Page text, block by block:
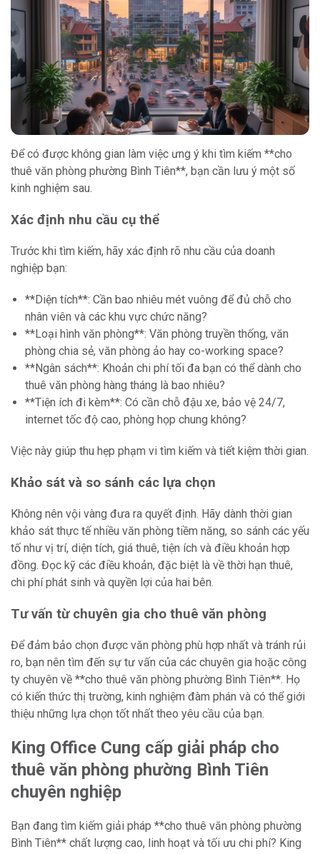
Để có được không gian làm việc ưng ý khi tìm kiếm **cho
thuê văn phòng phường Bình Tiên**, bạn cần lưu ý một số
kinh nghiệm sau.
Xác định nhu cầu cụ thể
Trước khi tìm kiếm, hãy xác định rõ nhu cầu của doanh
nghiệp bạn:
**Diện tích**: Cần bao nhiêu mét vuông để đủ chỗ cho
nhân viên và các khu vực chức năng?
**Loại hình văn phòng**: Văn phòng truyền thống, văn
phòng chia sẻ, văn phòng ảo hay co-working space?
**Ngân sách**: Khoản chi phí tối đa bạn có thể dành cho
thuê văn phòng hàng tháng là bao nhiêu?
**Tiện ích đi kèm**: Có cần chỗ đậu xe, bảo vệ 24/7,
internet tốc độ cao, phòng họp chung không?
Việc này giúp thu hẹp phạm vi tìm kiếm và tiết kiệm thời gian.
Khảo sát và so sánh các lựa chọn
Không nên vội vàng đưa ra quyết định. Hãy dành thời gian
khảo sát thực tế nhiều văn phòng tiềm năng, so sánh các yếu
tố như vị trí, diện tích, giá thuê, tiện ích và điều khoản hợp
đồng. Đọc kỹ các điều khoản, đặc biệt là về thời hạn thuê,
chi phí phát sinh và quyền lợi của hai bên.
Tư vấn từ chuyên gia cho thuê văn phòng
Để đảm bảo chọn được văn phòng phù hợp nhất và tránh rủi
ro, bạn nên tìm đến sự tư vấn của các chuyên gia hoặc công
ty chuyên về **cho thuê văn phòng phường Bình Tiên**. Họ
có kiến thức thị trường, kinh nghiệm đàm phán và có thể giới
thiệu những lựa chọn tốt nhất theo yêu cầu của bạn.
King Office Cung cấp giải pháp cho
thuê văn phòng phường Bình Tiên
chuyên nghiệp
Bạn đang tìm kiếm giải pháp **cho thuê văn phòng phường
Bình Tiên** chất lượng cao, linh hoạt và tối ưu chi phí? King